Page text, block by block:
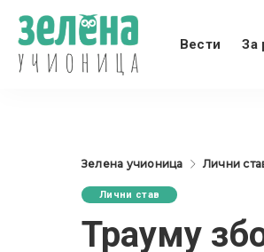
Вести За
Зелена учионица Лични
Лични став
Трауму